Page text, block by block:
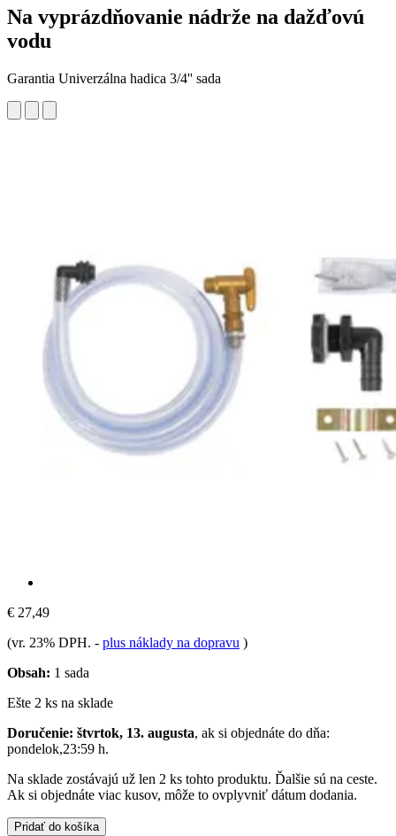
Na vyprázdňovanie nádrže na dažďovú
vodu
Garantia Univerzálna hadica 3/4'' sada
€ 27,49
(vr. 23% DPH. - plus náklady na dopravu )
Obsah: 1 sada
Ešte 2 ks na sklade
Doručenie: štvrtok, 13. augusta, ak si objednáte do dňa:
pondelok,23:59 h.
Na sklade zostávajú už len 2 ks tohto produktu. Ďalšie sú na ceste.
Ak si objednáte viac kusov, môže to ovplyvniť dátum dodania.
Pridať do košíka